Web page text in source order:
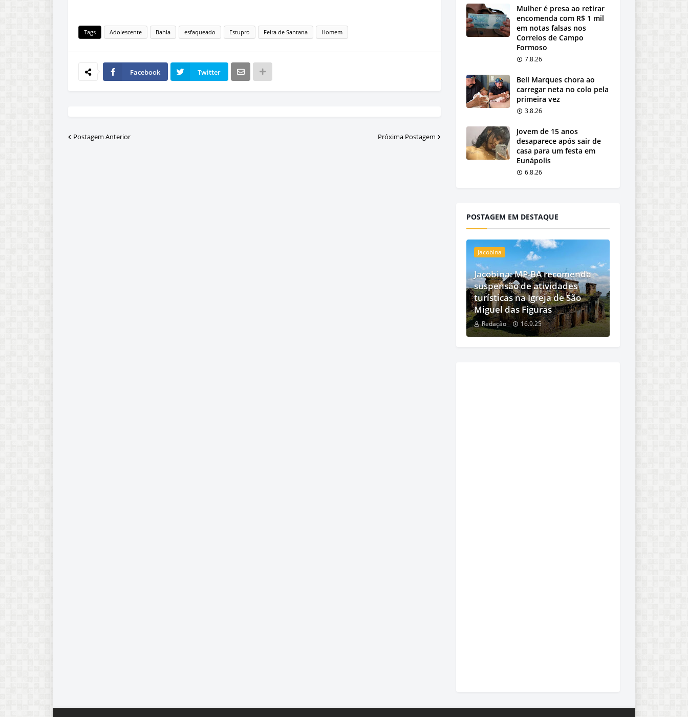
Tags Adolescente Bahia esfaqueado Estupro Feira de Santana Homem
Facebook Twitter
Postagem Anterior Próxima Postagem
Mulher é presa ao retirar
encomenda com R$ 1 mil
em notas falsas nos
Correios de Campo
Formoso
7.8.26
Bell Marques chora ao
carregar neta no colo pela
primeira vez
3.8.26
Jovem de 15 anos
desaparece após sair de
casa para um festa em
Eunápolis
6.8.26
POSTAGEM EM DESTAQUE
Jacobina
Jacobina: MP-BA recomenda
suspensão de atividades
turísticas na Igreja de São
Miguel das Figuras
Redação 16.9.25